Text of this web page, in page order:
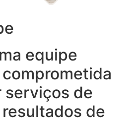
equipe
serviços de
de